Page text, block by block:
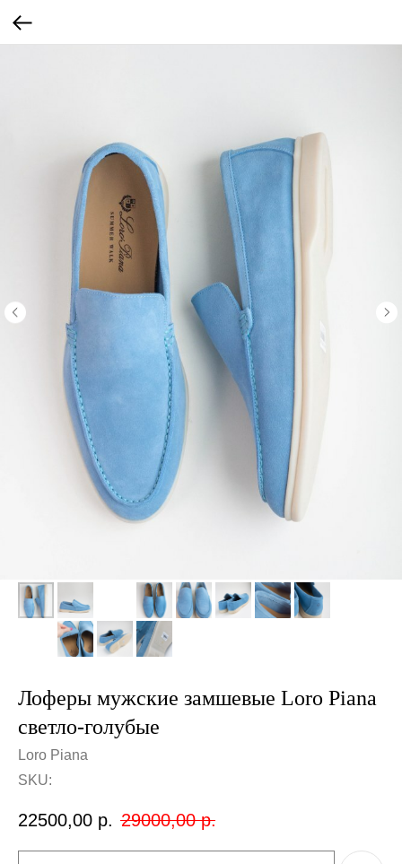
Лоферы мужские замшевые Loro Piana
светло-голубые
Loro Piana
SKU:
22500,00 р. 29000,00 р.